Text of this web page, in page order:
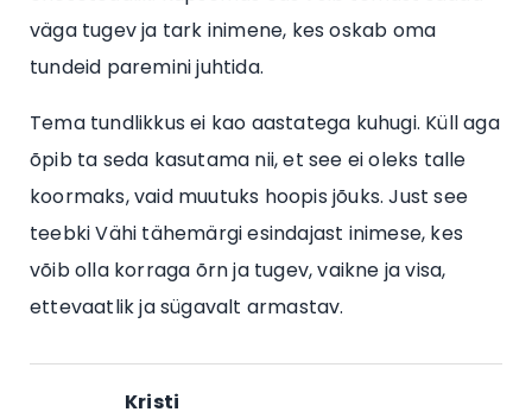
väga tugev ja tark inimene, kes oskab oma
tundeid paremini juhtida.
Tema tundlikkus ei kao aastatega kuhugi. Küll aga
õpib ta seda kasutama nii, et see ei oleks talle
koormaks, vaid muutuks hoopis jõuks. Just see
teebki Vähi tähemärgi esindajast inimese, kes
võib olla korraga õrn ja tugev, vaikne ja visa,
ettevaatlik ja sügavalt armastav.
Kristi